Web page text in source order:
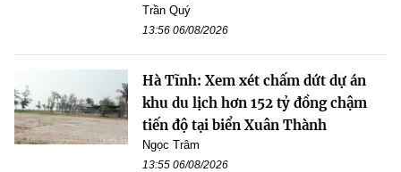
Trần Quý
13:56 06/08/2026
Hà Tĩnh: Xem xét chấm dứt dự án
khu du lịch hơn 152 tỷ đồng chậm
tiến độ tại biển Xuân Thành
Ngọc Trâm
13:55 06/08/2026